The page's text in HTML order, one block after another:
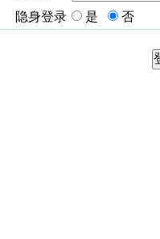
隐身登录
是 否